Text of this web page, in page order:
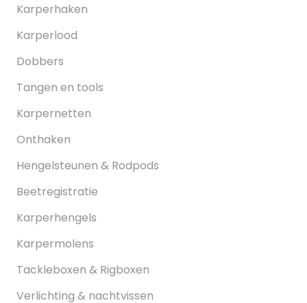
Karperhaken
Karperlood
Dobbers
Tangen en tools
Karpernetten
Onthaken
Hengelsteunen & Rodpods
Beetregistratie
Karperhengels
Karpermolens
Tackleboxen & Rigboxen
Verlichting & nachtvissen